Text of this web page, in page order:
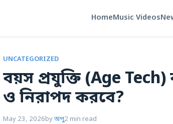
HomeMusic Videos
UNCATEGORIZED
বয়স প্রযুক্তি (Age
ও নিরাপদ করবে?
May 23, 2026byঅপু2 min read